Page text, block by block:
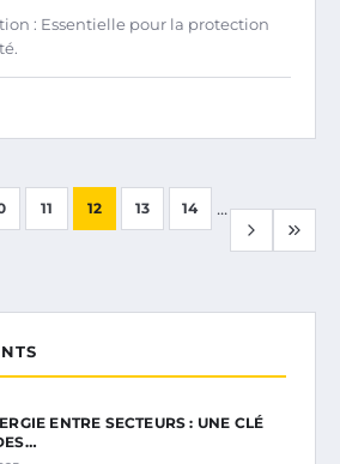
: Essentielle pour la protection
11 12 13 14 ...
ENTRE SECTEURS : UNE CLÉ